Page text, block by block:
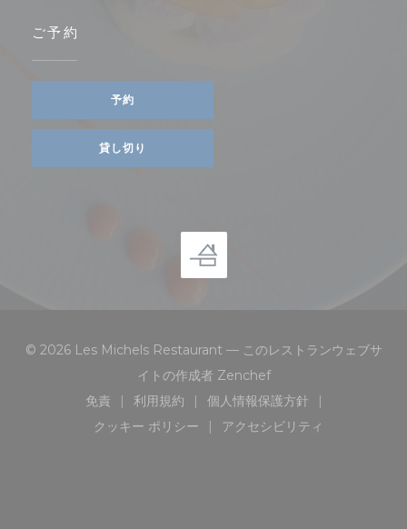
ご予約
予約
貸し切り
© 2026 Les Michels Restaurant — このレストランウェブサ
イトの作成者 Zenchef((新しいウィンドウで
免責
((新しいウィンドウで開きます))
利用規約
((新しいウィンドウで開きます))
個人情報保護方針
((新しいウィンドウで
クッキー ポリシー
((新しいウィンドウで開きます))
アクセシビリティ
((新しいウィンドウで